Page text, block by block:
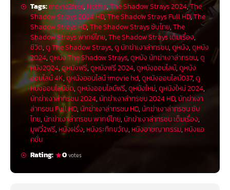
Tags:movie2free, Netflix,The Shadow Strays 2024,The
Shadow Strays 2024 HD,The Shadow Strays Full HD,The
Shadow Strays HD,The Shadow Strays ซับไทย,The
Shadow Strays พากย์ไทย,The Shadow Strays เต็มเรื่อง,
ชีวิต,ดู The Shadow Strays,ดู นักฆ่าเงาล่าทรชน,ดูหนัง,ดูหนัง
2024,ดูหนัง The Shadow Strays,ดูหนัง นักฆ่าเงาล่าทรชน,ดู
หนัง2024,ดูหนังฟรี,ดูหนังฟรี 2024,ดูหนังออนไลน์,ดูหนัง
ออนไลน์ 4K,ดูหนังออนไลน์ imovie hd,ดูหนังออนไลน์037,ดู
หนังออนไลน์ชัด,ดูหนังออนไลน์ฟรี,ดูหนังใหม่,ดูหนังใหม่ 2024,
นักฆ่าเงาล่าทรชน 2024, นักฆ่าเงาล่าทรชน 2024 HD, นักฆ่าเงา
ล่าทรชน Full HD, นักฆ่าเงาล่าทรชน HD, นักฆ่าเงาล่าทรชน ซับ
ไทย, นักฆ่าเงาล่าทรชน พากย์ไทย, นักฆ่าเงาล่าทรชน เต็มเรื่อง,
มูฟวี่2ฟรี, หนังฝรั่ง, หนังระทึกขวัญ, หนังอาชญากรรม, หนังแอ
คชั่น
Rating:
0votes